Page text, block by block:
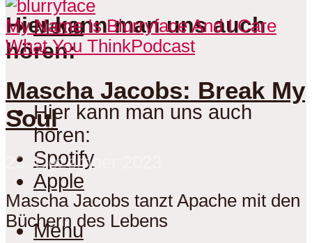
Menu
Hier kann man uns auch
hören:
Hier kann man uns auch
hören:
Spotify
Apple
Menu
My Name Is Blurryface And I Care
What You ThinkPodcast
Mascha Jacobs: Break My
Soul
23. Dezember 2023
Mascha Jacobs tanzt Apache mit den
Büchern des Lebens